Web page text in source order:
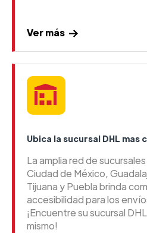
Ver más
Ubica la sucursal DHL mas
La amplia red de
Ciudad de México,
Tijuana y Puebla brinda
accesibilidad para los
¡Encuentre su sucursal
mismo!